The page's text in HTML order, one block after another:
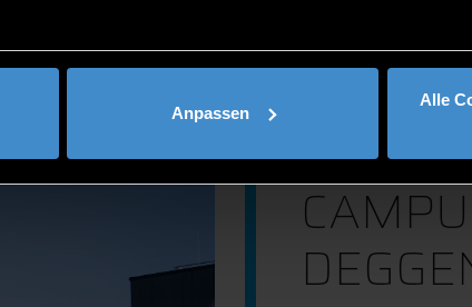
Anpassen
Alle